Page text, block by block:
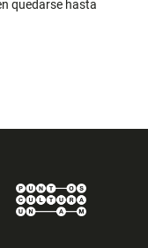
quedarse hasta